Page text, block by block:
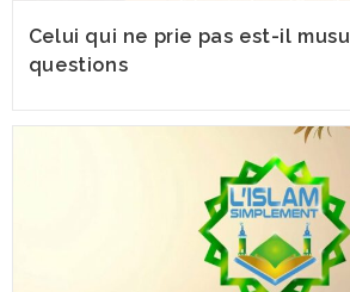
Celui qui ne prie pas est-il
questions